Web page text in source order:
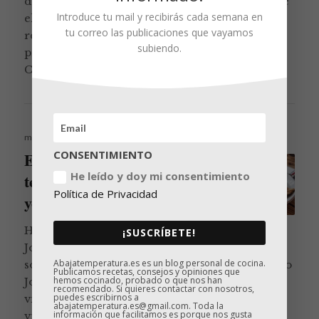
el resultado fue espectacular. ¡De las mejores
recetas de este humilde blog! Eso me animó a
probar con otro corte del conejo, los lomos.
Como a mucha gente, me …
Publicado
mayo 10, 2018
Espalditas de conejo a baja
temperatura con salsa de
yogur y hierbas aromáticas
Hace más de un año me entrevistó
Jordi Luque de El Comidista para un reportaje
sobre cocina a baja temperatura. En ese artículo
Jordi hablaba de un conejo que preparó sous
vide: «el mejor conejo que me he comido en la
vida, con una textura fuera de serie, melosa a
Introduce tu mail y recibirás cada semana en
tu correo las publicaciones que vayamos
subiendo.
CONSENTIMIENTO
He leído y doy mi consentimiento
Política de Privacidad
¡SUSCRÍBETE!
Abajatemperatura.es es un blog personal de cocina.
Publicamos recetas, consejos y opiniones que
hemos cocinado, probado o que nos han
recomendado. Si quieres contactar con nosotros,
puedes escribirnos a
abajatemperatura.es@gmail.com. Toda la
información que facilitamos es porque nos gusta